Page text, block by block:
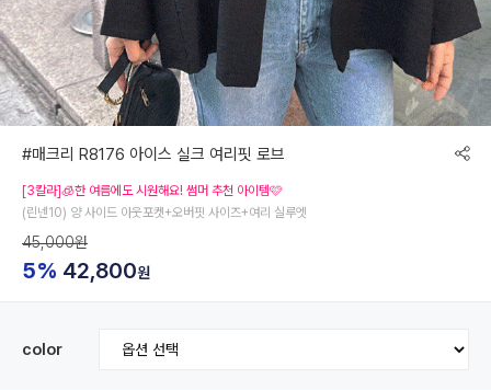
#매크리 R8176 아이스 실크 여리핏 로브
[3칼라]🧊한 여름에도 시원해요! 썸머 추천 아이템🩷
(린넨10) 양 사이드 아웃포켓+오버핏 사이즈+여리 실루엣
45,000원
5% 42,800원
color